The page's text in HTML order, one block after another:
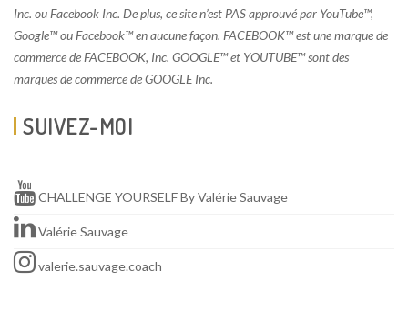
Inc. ou Facebook Inc. De plus, ce site n’est PAS approuvé par YouTube™,
Google™ ou Facebook™ en aucune façon. FACEBOOK™ est une marque de
commerce de FACEBOOK, Inc. GOOGLE™ et YOUTUBE™ sont des
marques de commerce de GOOGLE Inc.
SUIVEZ-MOI
CHALLENGE YOURSELF By Valérie Sauvage
Valérie Sauvage
valerie.sauvage.coach